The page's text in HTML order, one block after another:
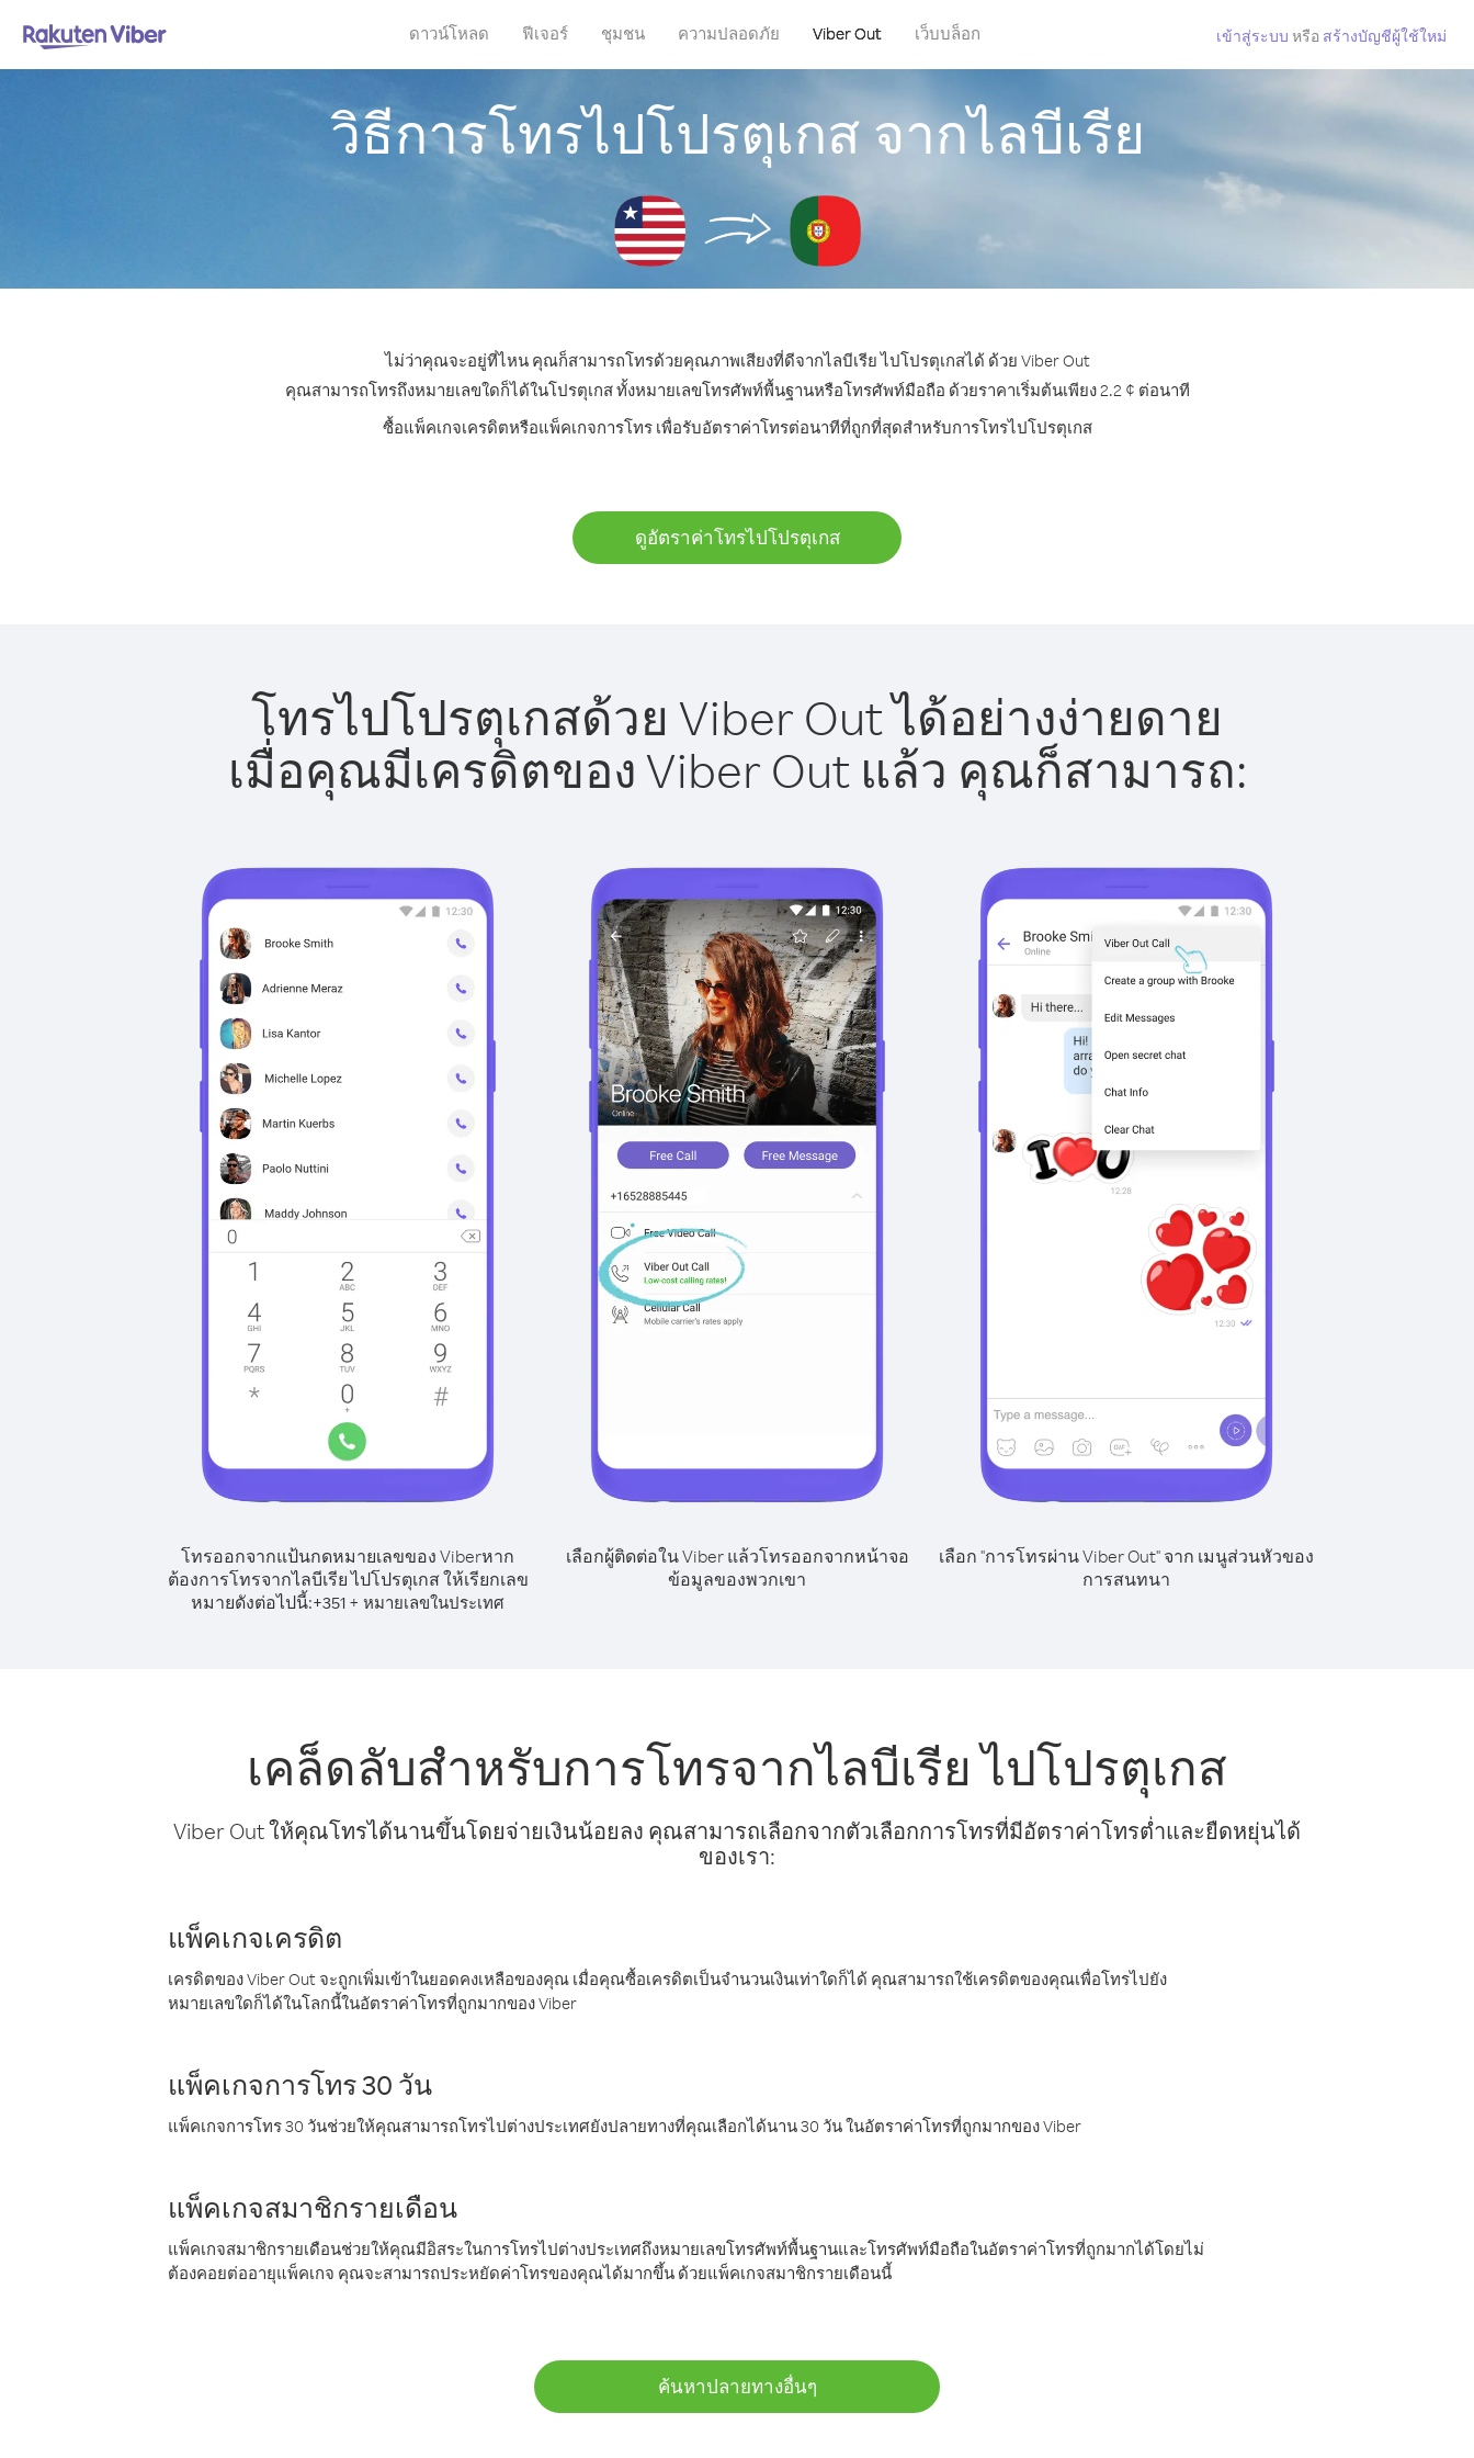
ดาวน์โหลด ฟีเจอร์ ชุมชน ความปลอดภัย Viber Out เว็บบล็อก เข้าสู่ระบบ หรือ สร้างบัญชีผู้ใช้ใหม่
วิธีการโทรไปโปรตุเกส จากไลบีเรีย
ไม่ว่าคุณจะอยู่ที่ไหน คุณก็สามารถโทรด้วยคุณภาพเสียงที่ดีจากไลบีเรีย ไปโปรตุเกสได้ ด้วย Viber Out
คุณสามารถโทรถึงหมายเลขใดก็ได้ในโปรตุเกส ทั้งหมายเลขโทรศัพท์พื้นฐานหรือโทรศัพท์มือถือ ด้วยราคาเริ่มต้นเพียง 2.2 ¢ ต่อนาที
ซื้อแพ็คเกจเครดิตหรือแพ็คเกจการโทร เพื่อรับอัตราค่าโทรต่อนาทีที่ถูกที่สุดสำหรับการโทรไปโปรตุเกส
ดูอัตราค่าโทรไปโปรตุเกส
โทรไปโปรตุเกสด้วย Viber Out ได้อย่างง่ายดาย
เมื่อคุณมีเครดิตของ Viber Out แล้ว คุณก็สามารถ:
โทรออกจากแป้นกดหมายเลขของ Viberหาก
ต้องการโทรจากไลบีเรีย ไปโปรตุเกส ให้เรียกเลข
หมายดังต่อไปนี้:+351 + หมายเลขในประเทศ
เลือกผู้ติดต่อใน Viber แล้วโทรออกจากหน้าจอ
ข้อมูลของพวกเขา
เลือก "การโทรผ่าน Viber Out" จาก เมนูส่วนหัวของ
การสนทนา
เคล็ดลับสำหรับการโทรจากไลบีเรีย ไปโปรตุเกส
Viber Out ให้คุณโทรได้นานขึ้นโดยจ่ายเงินน้อยลง คุณสามารถเลือกจากตัวเลือกการโทรที่มีอัตราค่าโทรต่ำและยืดหยุ่นได้
ของเรา:
แพ็คเกจเครดิต
เครดิตของ Viber Out จะถูกเพิ่มเข้าในยอดคงเหลือของคุณ เมื่อคุณซื้อเครดิตเป็นจำนวนเงินเท่าใดก็ได้ คุณสามารถใช้เครดิตของคุณเพื่อโทรไปยัง
หมายเลขใดก็ได้ในโลกนี้ในอัตราค่าโทรที่ถูกมากของ Viber
แพ็คเกจการโทร 30 วัน
แพ็คเกจการโทร 30 วันช่วยให้คุณสามารถโทรไปต่างประเทศยังปลายทางที่คุณเลือกได้นาน 30 วัน ในอัตราค่าโทรที่ถูกมากของ Viber
แพ็คเกจสมาชิกรายเดือน
แพ็คเกจสมาชิกรายเดือนช่วยให้คุณมีอิสระในการโทรไปต่างประเทศถึงหมายเลขโทรศัพท์พื้นฐานและโทรศัพท์มือถือในอัตราค่าโทรที่ถูกมากได้โดยไม่
ต้องคอยต่ออายุแพ็คเกจ คุณจะสามารถประหยัดค่าโทรของคุณได้มากขึ้น ด้วยแพ็คเกจสมาชิกรายเดือนนี้
ค้นหาปลายทางอื่นๆ